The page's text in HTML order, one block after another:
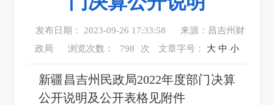
发布日期： 2023-09-26 17:33:58
来源：昌吉州财
政局
浏览次数： 798 次 文章字号： 大 中 小
新疆昌吉州民政局2022年度部门决算
公开说明及公开表格见附件